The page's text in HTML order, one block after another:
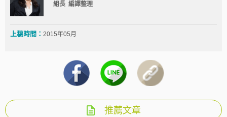
組長 編譯整理
上稿時間： 2015年05月
推薦文章